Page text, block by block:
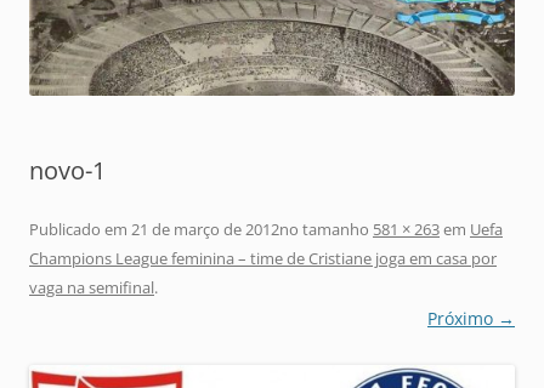
novo-1
Publicado em 21 de março de 2012no tamanho 581 × 263em Uefa
Champions League feminina – time de Cristiane joga em casa por
vaga na semifinal.
Próximo →